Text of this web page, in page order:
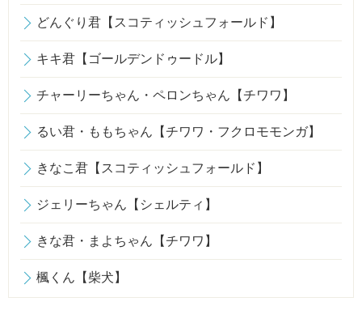
どんぐり君【スコティッシュフォールド】
キキ君【ゴールデンドゥードル】
チャーリーちゃん・ペロンちゃん【チワワ】
るい君・ももちゃん【チワワ・フクロモモンガ】
きなこ君【スコティッシュフォールド】
ジェリーちゃん【シェルティ】
きな君・まよちゃん【チワワ】
楓くん【柴犬】